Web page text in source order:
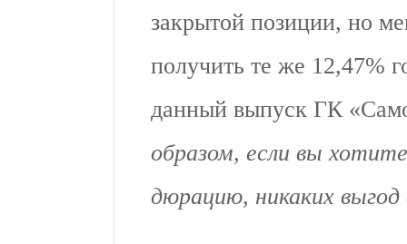
закрытой позиции, но
получить те же 12,47%
данный выпуск ГК
образом, если вы
дюрацию, никаких